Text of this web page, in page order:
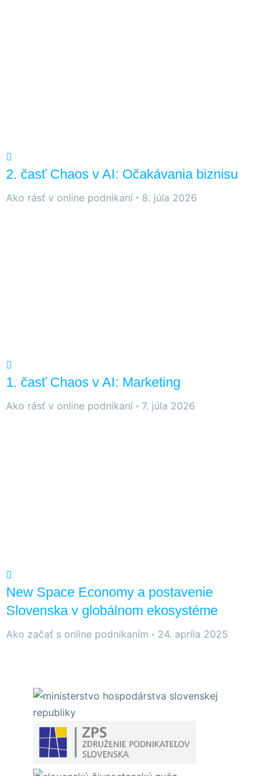
2. časť Chaos v AI: Očakávania biznisu
Ako rásť v online podnikaní 8. júla 2026
1. časť Chaos v AI: Marketing
Ako rásť v online podnikaní 7. júla 2026
New Space Economy a postavenie
Slovenska v globálnom ekosystéme
Ako začať s online podnikaním 24. apríla 2025